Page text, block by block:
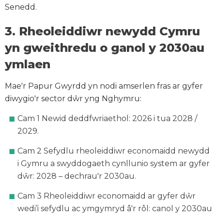
Senedd.
3. Rheoleiddiwr newydd Cymru
yn gweithredu o ganol y 2030au
ymlaen
Mae'r Papur Gwyrdd yn nodi amserlen fras ar gyfer
diwygio'r sector dŵr yng Nghymru:
Cam 1 Newid deddfwriaethol: 2026 i tua 2028 /
2029.
Cam 2 Sefydlu rheoleiddiwr economaidd newydd
i Gymru a swyddogaeth cynllunio system ar gyfer
dŵr: 2028 – dechrau'r 2030au.
Cam 3 Rheoleiddiwr economaidd ar gyfer dŵr
wedi’i sefydlu ac ymgymryd â'r rôl: canol y 2030au